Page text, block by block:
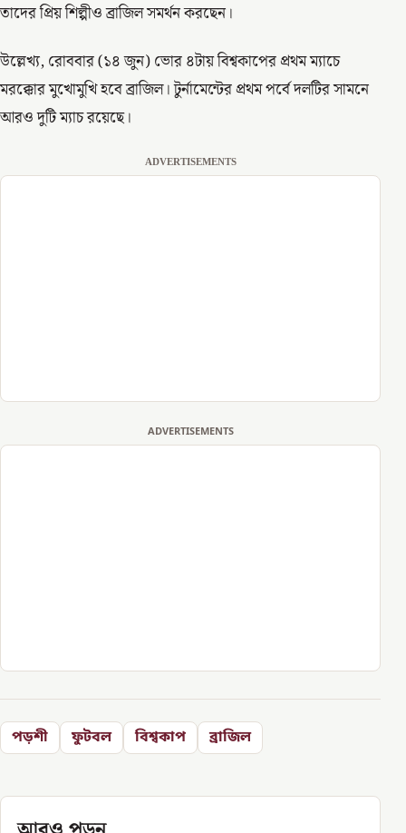
তাদের প্রিয় শিল্পীও ব্রাজিল সমর্থন করছেন।
উল্লেখ্য, রোববার (১৪ জুন) ভোর ৪টায় বিশ্বকাপের প্রথম ম্যাচে
মরক্কোর মুখোমুখি হবে ব্রাজিল। টুর্নামেন্টের প্রথম পর্বে দলটির সামনে
আরও দুটি ম্যাচ রয়েছে।
ADVERTISEMENTS
ADVERTISEMENTS
পড়শী ফুটবল বিশ্বকাপ ব্রাজিল